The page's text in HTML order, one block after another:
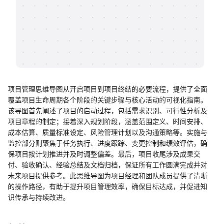
帮助中心
项目管理思维导图从开启项目到项目终结的必要流程，提供了全面
覆盖项目生命周期各个阶段的关键步骤与核心活动的可视化指南。
该导图首先阐述了项目的启动过程，包括需求识别、可行性分析及
项目章程的制定；接着深入规划阶段，涵盖范围定义、时间安排、
成本估算、质量标准设定、风险管理计划以及沟通策略等。实施与
监控部分则聚焦于任务执行、进度跟踪、变更控制和绩效评估，确
保项目按计划推进并及时调整偏差。最后，项目收尾涉及成果交
付、验收确认、经验总结及文档归档，保证所有工作圆满完成并对
未来项目提供参考。此思维导图为项目经理和团队成员提供了清晰
的操作路径，有助于提升项目管理效率，确保目标达成，并促进知
识传承与持续改进。